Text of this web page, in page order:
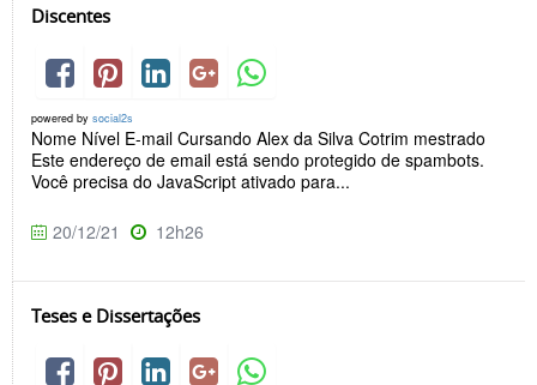
Discentes
powered by social2s
Nome Nível E-mail Cursando Alex da Silva Cotrim mestrado
Este endereço de email está sendo protegido de spambots.
Você precisa do JavaScript ativado para...
20/12/21 12h26
Teses e Dissertações